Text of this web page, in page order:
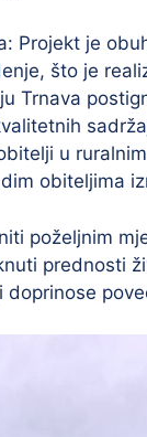
Projekt je
što je
Trnava
u
obiteljima
poželjnim
prednosti
doprinose